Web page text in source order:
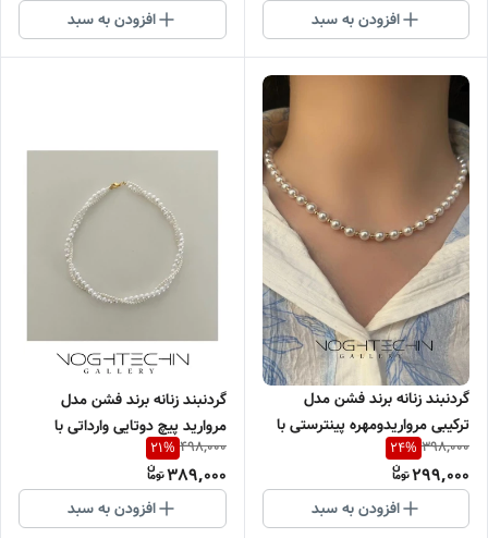
افزودن به سبد افزودن به سبد
گردنبند زنانه برند فشن مدل
ترکیبی مرواریدومهره پینترستی با
کیفیت بالا
398,000
24%
299,000
افزودن به سبد
گردنبند زنانه برند فشن مدل
مروارید پیچ دوتایی وارداتی با
کیفیت بالا
498,000
21%
389,000
افزودن به سبد